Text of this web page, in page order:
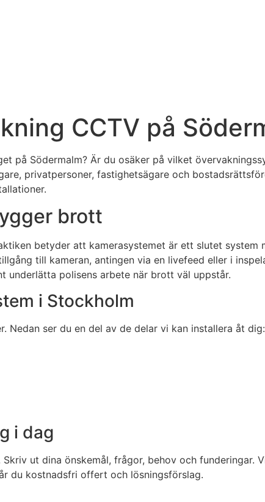
CCTV på
på Södermalm? Är du osäker på vilket
privatpersoner, fastighetsägare och
brott
betyder att kamerasystemet är ett slutet system
till kameran, antingen via en livefeed eller i
underlätta polisens arbete när brott väl uppstår.
i Stockholm
ser du en del av de delar vi kan installera åt dig:
i dag
ut dina önskemål, frågor, behov och funderingar.
du kostnadsfri offert och lösningsförslag.